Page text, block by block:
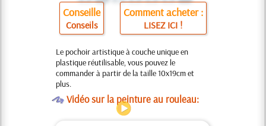
Conseille
Conseils
Comment acheter :
LISEZ ICI !
Le pochoir artistique à couche unique en
plastique réutilisable, vous pouvez le
commander à partir de la taille 10x19cm et
plus.
OVidéo sur la peinture au rouleau: